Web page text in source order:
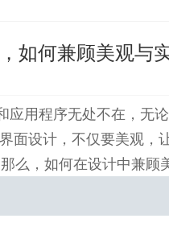
如何兼顾美观与
应用程序无处不在，无
面设计，不仅要美观，
么，如何在设计中兼顾